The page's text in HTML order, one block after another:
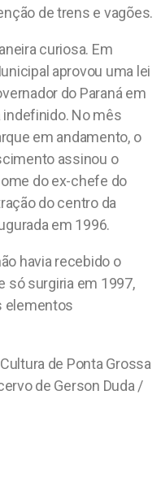
de trens e vagões.
curiosa. Em
aprovou uma lei
do Paraná em
indefinido. No mês
em andamento, o
assinou o
do ex-chefe do
do centro da
em 1996.
havia recebido o
só surgiria em 1997,
elementos
de Ponta Grossa
de Gerson Duda /